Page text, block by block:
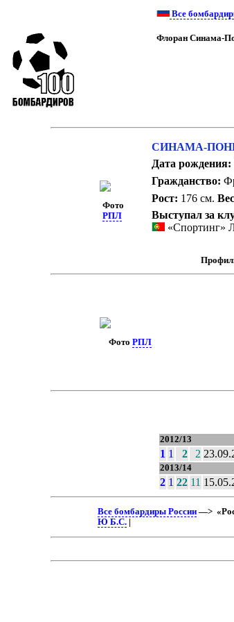
Все
Флоран Синама-
Фото
РПЛ
СИНАМА-
Дата рождения:
Гражданство:
Рост: 176 см.
Выступал за
«Спортинг»
Фото РПЛ
2012/13
1 1 2 2
2013/14
2 1 22 11
Все бомбардиры России—>
Ю Б.С.|